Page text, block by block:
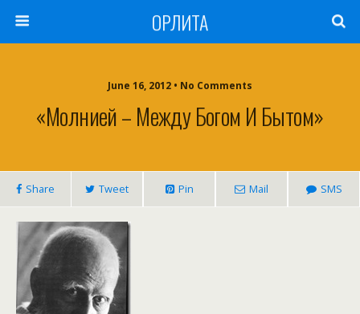
ОРЛИТА
June 16, 2012 • No Comments
«Молнией – Между Богом И Бытом»
Share Tweet Pin Mail SMS